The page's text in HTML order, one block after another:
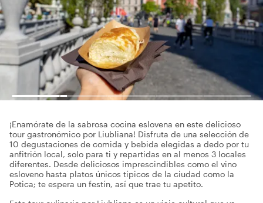
¡Enamórate de la sabrosa cocina eslovena en este delicioso
tour gastronómico por Liubliana! Disfruta de una selección de
10 degustaciones de comida y bebida elegidas a dedo por tu
anfitrión local, solo para ti y repartidas en al menos 3 locales
diferentes. Desde deliciosos imprescindibles como el vino
esloveno hasta platos únicos típicos de la ciudad como la
Potica; te espera un festín, así que trae tu apetito.